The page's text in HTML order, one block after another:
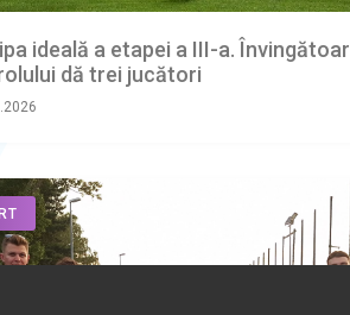
ideală a etapei a III-a.
dă trei jucători